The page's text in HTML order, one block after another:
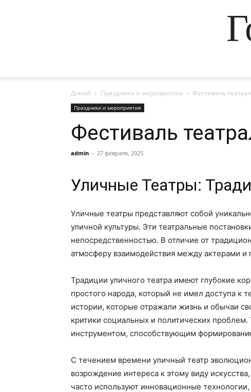
Домой Праздники и мероприятия Фестиваль
Праздники и мероприятия
Фестиваль
admin - 27 февраля, 2025
Уличные Театры:
Уличные театры представляют собой
уличной культуры. Эти театральные
непосредственностью. В отличие от
атмосферу взаимодействия между актерами
Традиции уличного театра имеют глубокие
простого народа, который не имел доступа к
истории, которые отражали жизнь и обычаи
критики социальных и политических
инструментом, способствующим
С течением времени уличный театр
возрождение интереса к этому виду
часто используют инновационные